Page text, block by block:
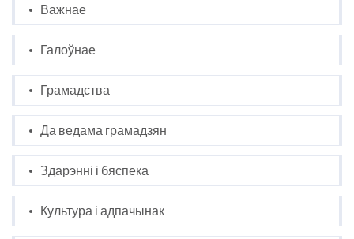
Важнае
Галоўнае
Грамадства
Да ведама грамадзян
Здарэнні і бяспека
Культура і адпачынак